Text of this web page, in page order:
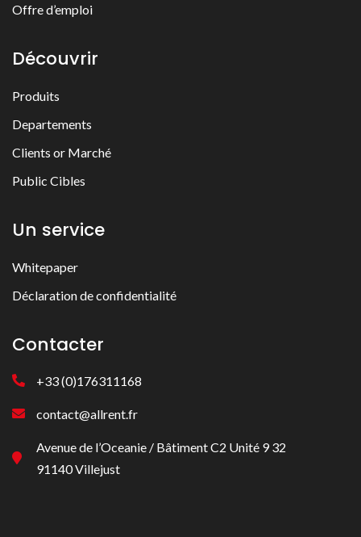
Offre d’emploi
Découvrir
Produits
Departements
Clients or Marché
Public Cibles
Un service
Whitepaper
Déclaration de confidentialité
Contacter
+33 (0)176311168
contact@allrent.fr
Avenue de l’Oceanie / Bâtiment C2 Unité 9 32
91140 Villejust